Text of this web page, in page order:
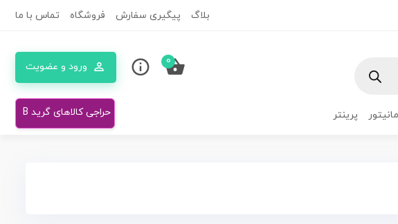
بلاگ پیگیری سفارش فروشگاه تماس با ما
ورود و عضویت 0
مانیتور پرینتر حراجی کالاهای گرید B